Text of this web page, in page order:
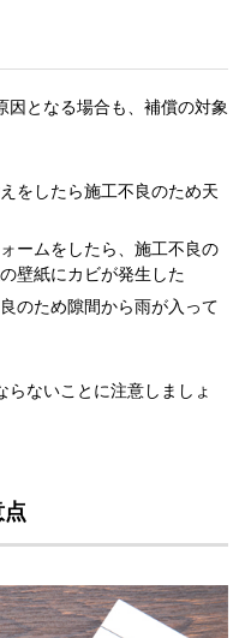
因となる場合も、補償の対象
をしたら施工不良のため天
ームをしたら、施工不良の
壁紙にカビが発生した
のため隙間から雨が入って
らないことに注意しましょ